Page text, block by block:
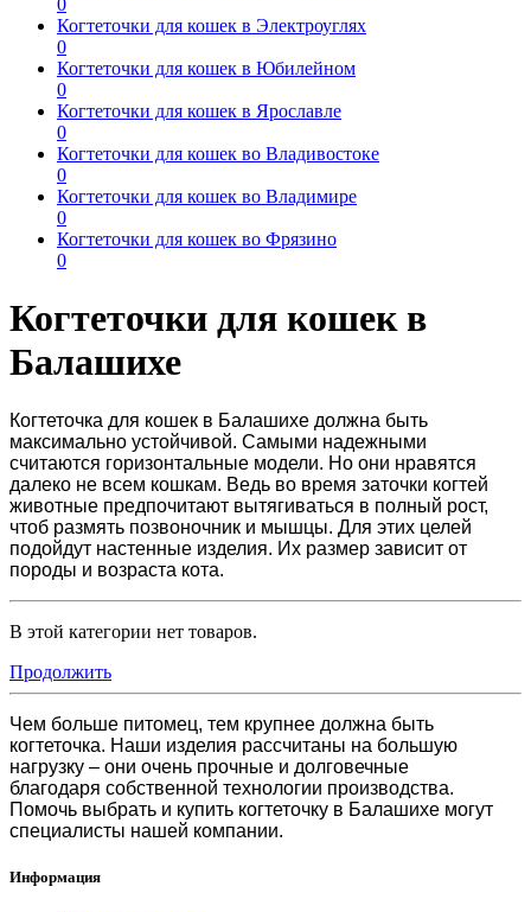
0
Когтеточки для кошек в Электроуглях
0
Когтеточки для кошек в Юбилейном
0
Когтеточки для кошек в Ярославле
0
Когтеточки для кошек во Владивостоке
0
Когтеточки для кошек во Владимире
0
Когтеточки для кошек во Фрязино
0
Когтеточки для кошек в
Балашихе
Когтеточка для кошек в Балашихе должна быть
максимально устойчивой. Самыми надежными
считаются горизонтальные модели. Но они нравятся
далеко не всем кошкам. Ведь во время заточки когтей
животные предпочитают вытягиваться в полный рост,
чтоб размять позвоночник и мышцы. Для этих целей
подойдут настенные изделия. Их размер зависит от
породы и возраста кота.
В этой категории нет товаров.
Продолжить
Чем больше питомец, тем крупнее должна быть
когтеточка. Наши изделия рассчитаны на большую
нагрузку – они очень прочные и долговечные
благодаря собственной технологии производства.
Помочь выбрать и купить когтеточку в Балашихе могут
специалисты нашей компании.
Информация